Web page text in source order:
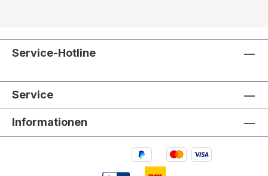
Service-Hotline
Service
Informationen